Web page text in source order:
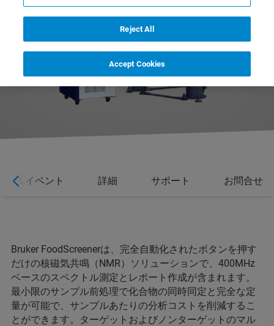
ス＆イベント 詳細 サポート お問合せ
Bruker FoodScreenerは、完全自動化されたボタンを押す
だけの核磁気共鳴（NMR）ソリューションで、400MHz
ベースのスペクトル測定とレポート作成が含まれます。
最小限のサンプル前処理で化合物の同時同定と完全な定
量が可能で、サンプルあたりの分析コストを削減するこ
とができます。ターゲットおよびノンターゲットのマル
Reject All
Accept Cookies